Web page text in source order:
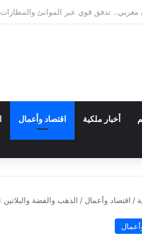
يطالبون بدعم رابع قبل الانهيار
أخبار ملكية اقتصاد وأعمال
/ اقتصاد وأعمال / الذهب والفضة